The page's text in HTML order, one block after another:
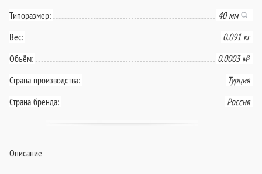
Типоразмер:
40 мм
Вес:
0.091 кг
Объём:
0.0003 м³
Страна производства:
Турция
Страна бренда:
Россия
Описание